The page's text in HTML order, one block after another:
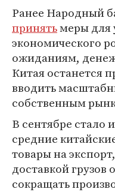
Ранее Народный
принятьмеры для
экономического
ожиданиям,
Китая останется
вводить
собственным
В сентябре стало
средние
товары на
доставкой грузов
сокращать